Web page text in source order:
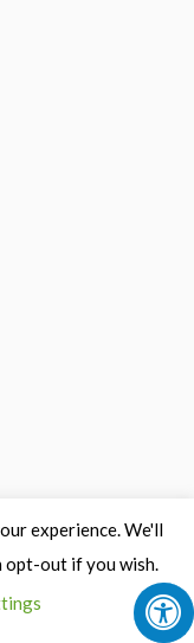
experience. We'll
opt-out if you wish.